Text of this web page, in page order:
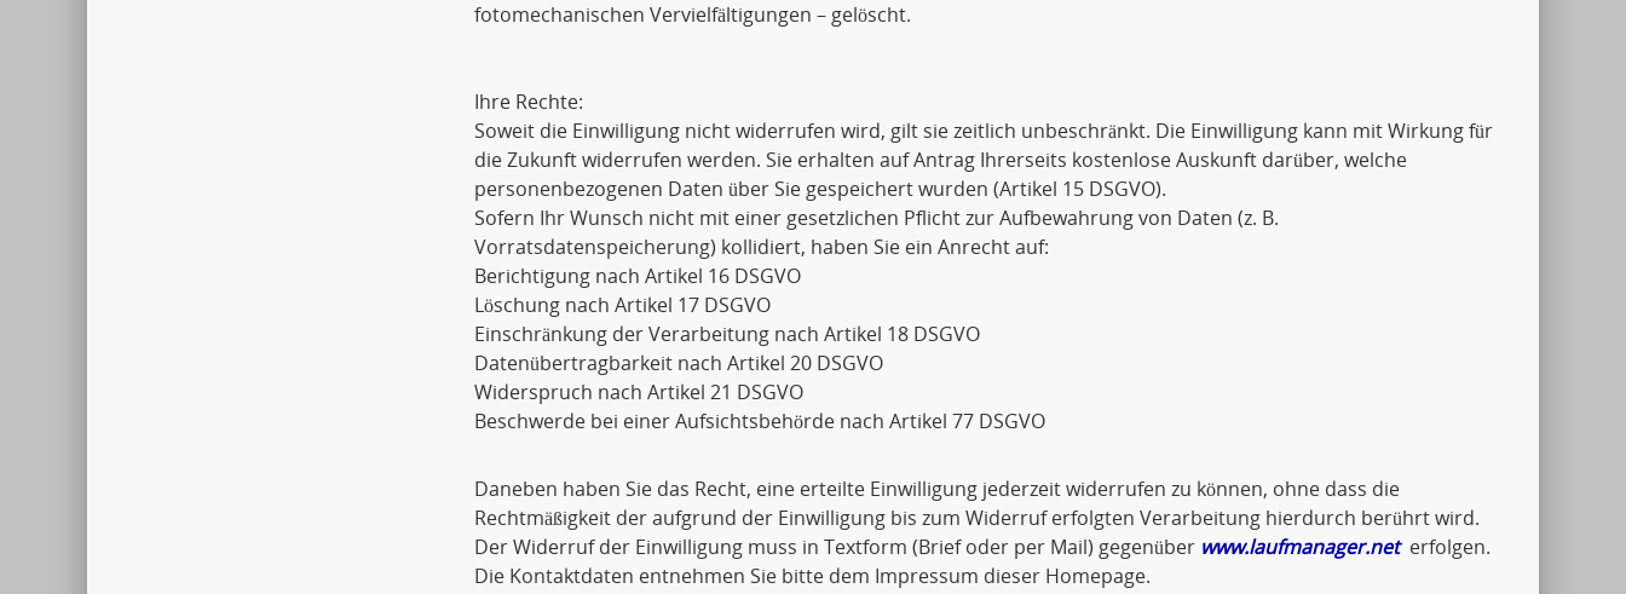
fotomechanischen Vervielfältigungen – gelöscht.
Ihre Rechte:
Soweit die Einwilligung nicht widerrufen wird, gilt sie zeitlich unbeschränkt. Die Einwilligung kann mit Wirkung für
die Zukunft widerrufen werden. Sie erhalten auf Antrag Ihrerseits kostenlose Auskunft darüber, welche
personenbezogenen Daten über Sie gespeichert wurden (Artikel 15 DSGVO).
Sofern Ihr Wunsch nicht mit einer gesetzlichen Pflicht zur Aufbewahrung von Daten (z. B.
Vorratsdatenspeicherung) kollidiert, haben Sie ein Anrecht auf:
Berichtigung nach Artikel 16 DSGVO
Löschung nach Artikel 17 DSGVO
Einschränkung der Verarbeitung nach Artikel 18 DSGVO
Datenübertragbarkeit nach Artikel 20 DSGVO
Widerspruch nach Artikel 21 DSGVO
Beschwerde bei einer Aufsichtsbehörde nach Artikel 77 DSGVO
Daneben haben Sie das Recht, eine erteilte Einwilligung jederzeit widerrufen zu können, ohne dass die
Rechtmäßigkeit der aufgrund der Einwilligung bis zum Widerruf erfolgten Verarbeitung hierdurch berührt wird.
Der Widerruf der Einwilligung muss in Textform (Brief oder per Mail) gegenüber www.laufmanager.neterfolgen.
Die Kontaktdaten entnehmen Sie bitte dem Impressum dieser Homepage.